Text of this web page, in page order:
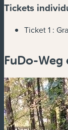
Tickets
Ticket 1 :
FuDo-Weg